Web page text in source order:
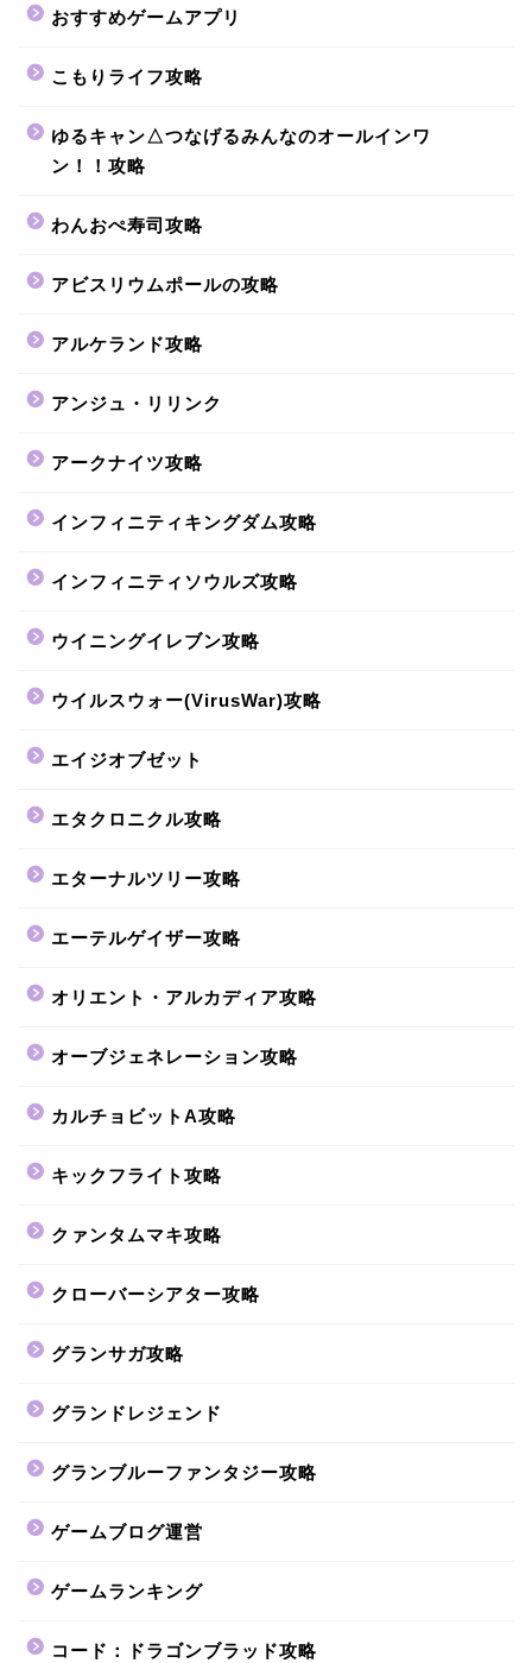
おすすめゲームアプリ
こもりライフ攻略
ゆるキャン△つなげるみんなのオールインワ
ン！！攻略
わんおぺ寿司攻略
アビスリウムポールの攻略
アルケランド攻略
アンジュ・リリンク
アークナイツ攻略
インフィニティキングダム攻略
インフィニティソウルズ攻略
ウイニングイレブン攻略
ウイルスウォー(VirusWar)攻略
エイジオブゼット
エタクロニクル攻略
エターナルツリー攻略
エーテルゲイザー攻略
オリエント・アルカディア攻略
オーブジェネレーション攻略
カルチョビットA攻略
キックフライト攻略
クァンタムマキ攻略
クローバーシアター攻略
グランサガ攻略
グランドレジェンド
グランブルーファンタジー攻略
ゲームブログ運営
ゲームランキング
コード：ドラゴンブラッド攻略